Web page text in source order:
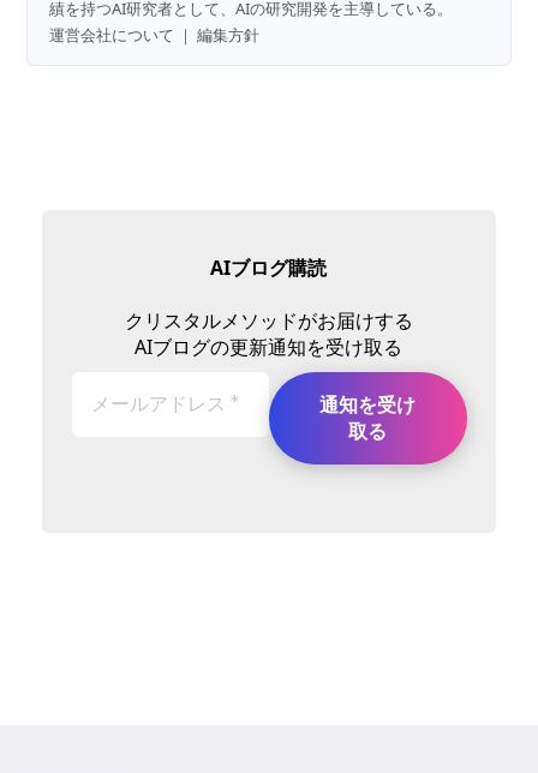
績を持つAI研究者として、AIの研究開発を主導している。
運営会社について ｜編集方針
AIブログ購読
クリスタルメソッドがお届けする
AIブログの更新通知を受け取る